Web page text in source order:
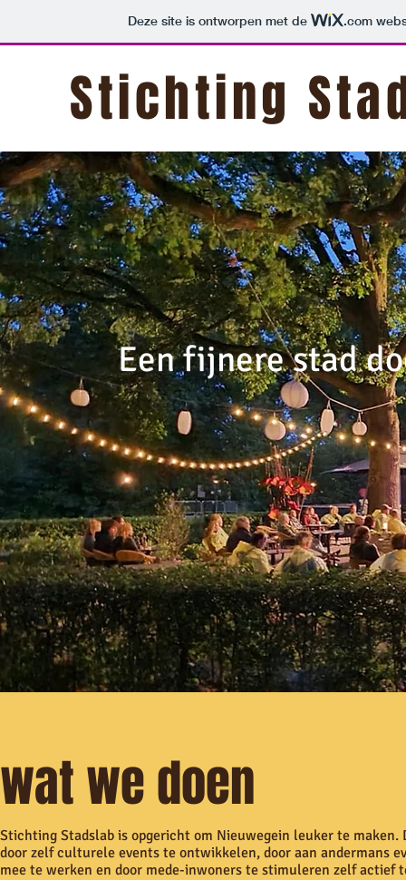
Deze site is ontworpen met de .com
Stichting
wat we doen
Stichting Stadslab is opgericht om Nieuwegein leuker te maken.
door zelf culturele events te ontwikkelen, door aan andermans
mee te werken en door mede-inwoners te stimuleren zelf actief
Een fijnere stad